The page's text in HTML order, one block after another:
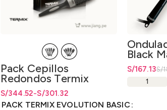
Pack Cepillos
Redondos Termix
Evolution Basic x5
S/301.32
-
S/344.52
Rango de precios: desde
S/301.32 hasta S/344.52
Rango de precios: desde
S/301.32hasta S/344.52
PACK TERMIX EVOLUTION BASIC
Black
S/
El precio
S/167.13
El precio